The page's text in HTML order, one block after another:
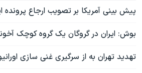
پيش بينی آمريکا بر تصويب ارجاع پرونده
بوش: ايران در گروگان يک گروه کوچک
تهديد تهران به از سرگيری غنی سازی